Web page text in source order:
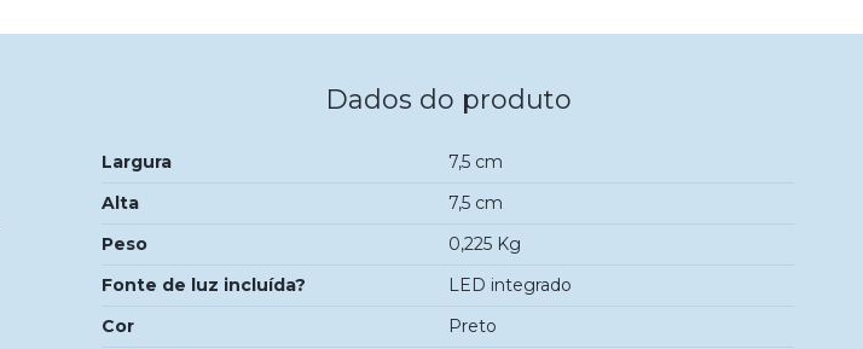
Dados do produto
Largura
7,5 cm
Alta
7,5 cm
Peso
0,225 Kg
Fonte de luz incluída?
LED integrado
Cor
Preto